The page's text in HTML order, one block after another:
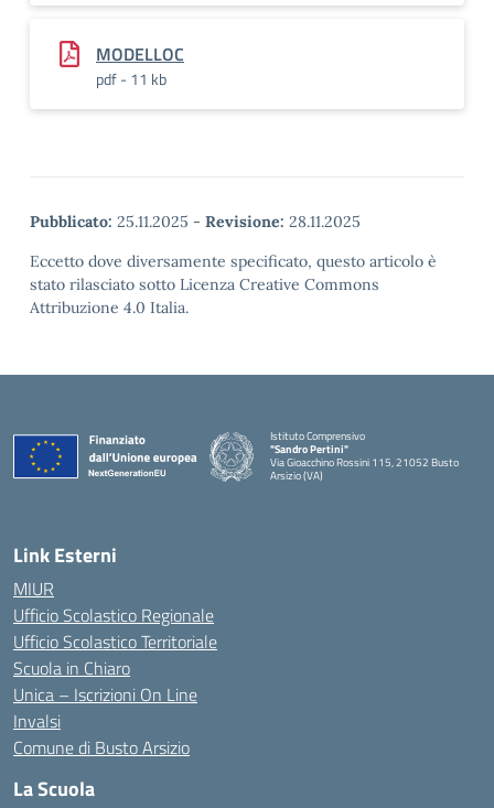
MODELLOC
pdf - 11 kb
Pubblicato: 25.11.2025 - Revisione: 28.11.2025
Eccetto dove diversamente specificato, questo articolo è
stato rilasciato sotto Licenza Creative Commons
Attribuzione 4.0 Italia.
Istituto Comprensivo
"Sandro Pertini"
Via Gioacchino Rossini 115, 21052 Busto
Arsizio (VA)
Link Esterni
MIUR
Ufficio Scolastico Regionale
Ufficio Scolastico Territoriale
Scuola in Chiaro
Unica – Iscrizioni On Line
Invalsi
Comune di Busto Arsizio
La Scuola